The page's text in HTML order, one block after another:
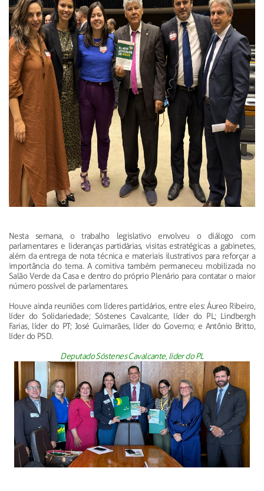
Nesta semana, o trabalho legislativo envolveu o diálogo com
parlamentares e lideranças partidárias, visitas estratégicas a gabinetes,
além da entrega de nota técnica e materiais ilustrativos para reforçar a
importância do tema. A comitiva também permaneceu mobilizada no
Salão Verde da Casa e dentro do próprio Plenário para contatar o maior
número possível de parlamentares.
Houve ainda reuniões com líderes partidários, entre eles: Áureo Ribeiro,
líder do Solidariedade; Sóstenes Cavalcante, líder do PL; Lindbergh
Farias, líder do PT; José Guimarães, líder do Governo; e Antônio Britto,
líder do PSD.
Deputado Sóstenes Cavalcante, lider do PL